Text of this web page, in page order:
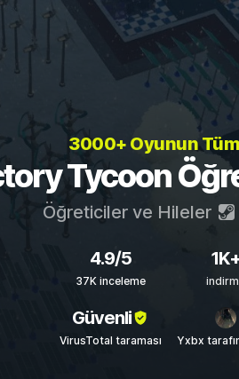
3000+ Oyunun
Tycoon
Öğreticiler ve Hileler
4.9/5
37K inceleme
Güvenli
VirusTotal taraması Yxbx